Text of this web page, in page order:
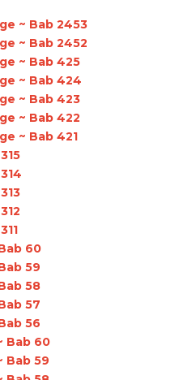
~ Bab 2453
~ Bab 2452
~ Bab 425
~ Bab 424
~ Bab 423
~ Bab 422
~ Bab 421
60
59
58
57
56
Bab 60
Bab 59